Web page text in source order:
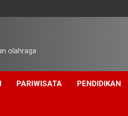
olahraga
PARIWISATA PENDIDIKAN